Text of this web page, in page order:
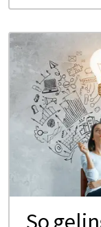
So